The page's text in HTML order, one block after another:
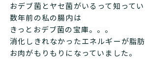
おデブ菌とヤセ菌がいるって知って
数年前の私の腸内は
きっとおデブ菌の宝庫。。。
消化しきれなかったエネルギーが脂
お肉がもりもりになっていました。